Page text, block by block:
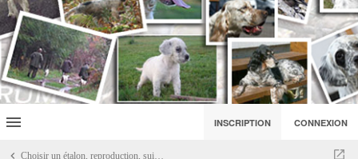
INSCRIPTION CONNEXION
Choisir un étalon, reproduction, suivre les lignées, discussions élevage